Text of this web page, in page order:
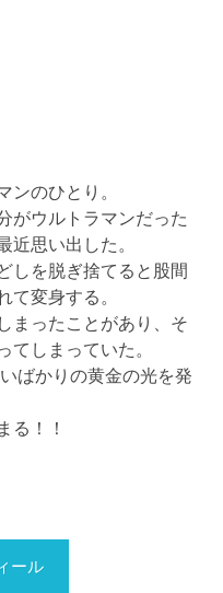
ンのひとり。
がウルトラマンだった
近思い出した。
しを脱ぎ捨てると股間
て変身する。
まったことがあり、そ
てしまっていた。
ばかりの黄金の光を発
る！！
ール